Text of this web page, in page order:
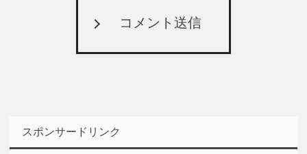
コメント送信
スポンサードリンク